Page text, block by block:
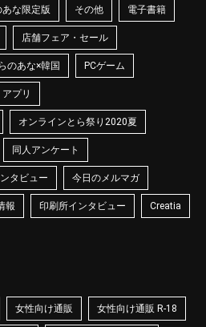
あな限定版 その他 電子書籍
店舗フェア・セール
のあな×韓国 PCゲーム
アプリ
オンラインとら祭り2020夏
同人アンケート
タビュー 今日のメルマガ
報 印刷所インタビュー Creatia
女性向け通販 女性向け通販 R-18